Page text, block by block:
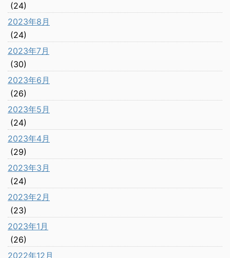
(24)
2023年8月
(24)
2023年7月
(30)
2023年6月
(26)
2023年5月
(24)
2023年4月
(29)
2023年3月
(24)
2023年2月
(23)
2023年1月
(26)
2022年12月